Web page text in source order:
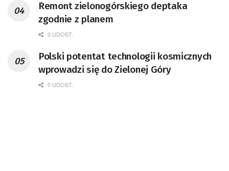
Remont zielonogórskiego deptaka
zgodnie z planem
0 UDOST.
Polski potentat technologii kosmicznych
wprowadzi się do Zielonej Góry
0 UDOST.